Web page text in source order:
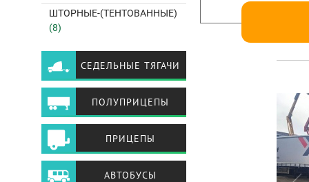
ШТОРНЫЕ-(ТЕНТОВАННЫЕ)
(8)
СЕДЕЛЬНЫЕ ТЯГАЧИ
ПОЛУПРИЦЕПЫ
ПРИЦЕПЫ
АВТОБУСЫ